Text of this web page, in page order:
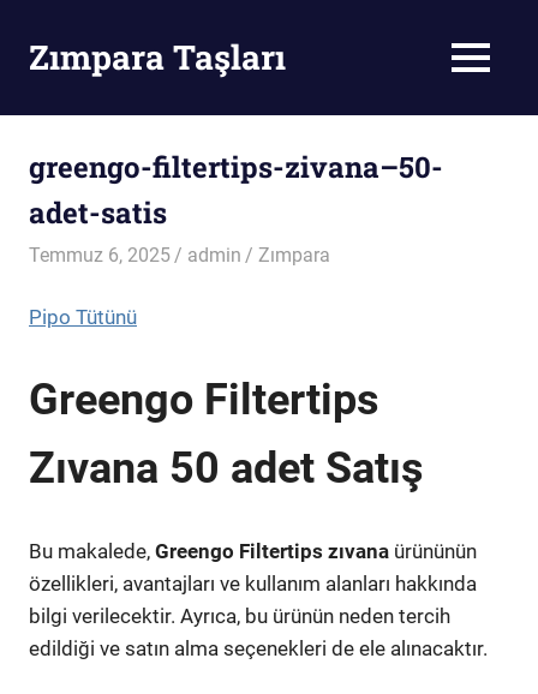
contentZımpara Taşları MENU
greengo-filtertips-zivana–50-
adet-satis
Temmuz 6, 2025 admin Zımpara
Pipo Tütünü
Greengo Filtertips
Zıvana 50 adet Satış
Bu makalede, Greengo Filtertips zıvana ürününün
özellikleri, avantajları ve kullanım alanları hakkında
bilgi verilecektir. Ayrıca, bu ürünün neden tercih
edildiği ve satın alma seçenekleri de ele alınacaktır.